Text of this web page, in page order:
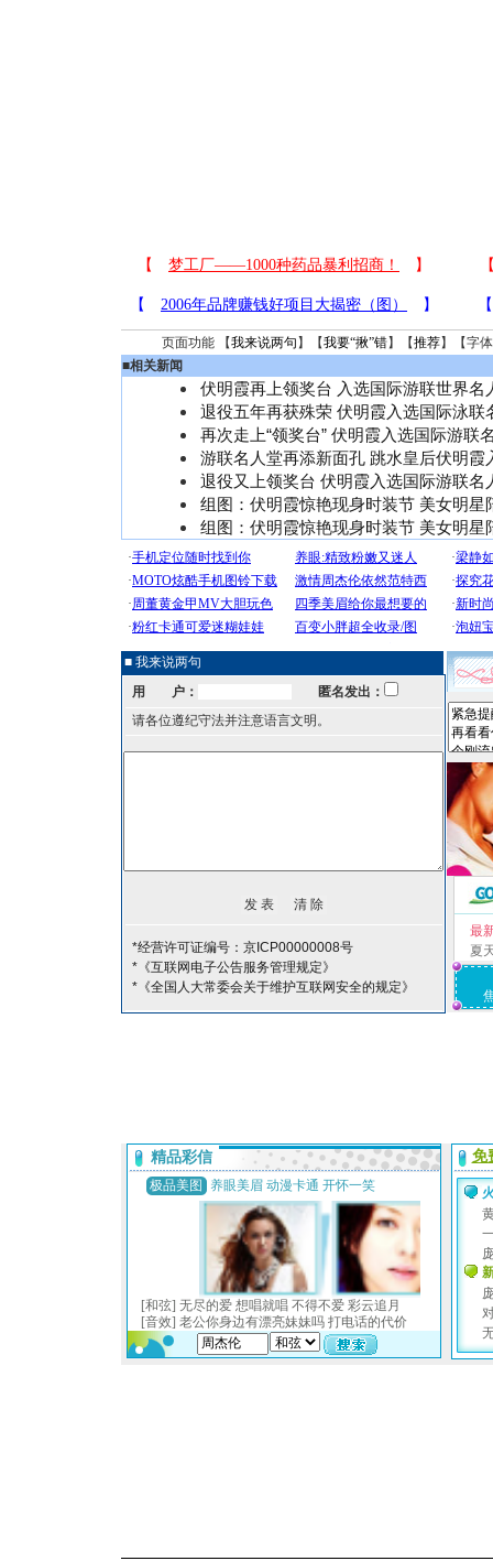
页面功能 【我来说两句 】【我要“揪”错】【推荐】【字
■相关新闻
伏明霞再上领奖台 入选国际游联世界名
退役五年再获殊荣 伏明霞入选国际泳联
再次走上“领奖台” 伏明霞入选国际游联
游联名人堂再添新面孔 跳水皇后伏明霞
退役又上领奖台 伏明霞入选国际游联名
组图：伏明霞惊艳现身时装节 美女明星
组图：伏明霞惊艳现身时装节 美女明星
■ 我来说两句
用 户：
匿名发出：
请各位遵纪守法并注意语言文明。
*经营许可证编号：京ICP00000008号
*《互联网电子公告服务管理规定》
*《全国人大常委会关于维护互联网安全的规定》
最
夏